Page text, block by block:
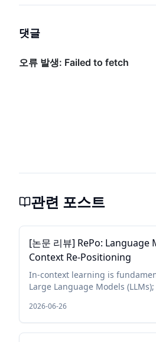
댓글
관련 포스트
[논문 리뷰] RePo: Language
Context Re-Positioning
In-context learning is
Large Language Models
structure by assigning linear or
in...
2026-06-26